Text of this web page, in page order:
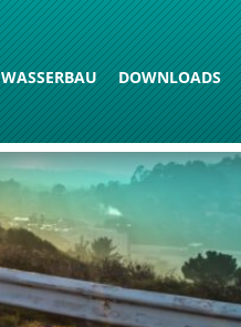
WASSERBAU DOWNLOADS